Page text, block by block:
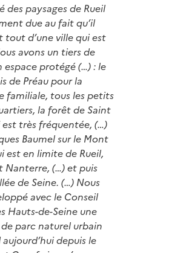
des paysages de Rueil
due au fait qu’il
tout d’une ville qui est
avons un tiers de
espace protégé (…) : le
de Préau pour la
familiale, tous les petits
la forêt de Saint
très fréquentée, (…)
Baumel sur le Mont
est en limite de Rueil,
Nanterre, (…) et puis
de Seine. (…) Nous
avec le Conseil
Hauts-de-Seine une
parc naturel urbain
aujourd’hui depuis le